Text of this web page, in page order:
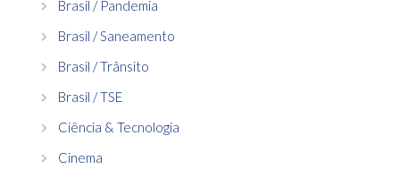
Brasil / Pandemia
Brasil / Saneamento
Brasil / Trânsito
Brasil / TSE
Ciência & Tecnologia
Cinema